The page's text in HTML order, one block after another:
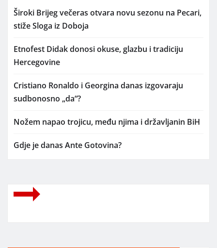
Široki Brijeg večeras otvara novu sezonu na Pecari,
stiže Sloga iz Doboja
Etnofest Didak donosi okuse, glazbu i tradiciju
Hercegovine
Cristiano Ronaldo i Georgina danas izgovaraju
sudbonosno „da“?
Nožem napao trojicu, među njima i državljanin BiH
Gdje je danas Ante Gotovina?